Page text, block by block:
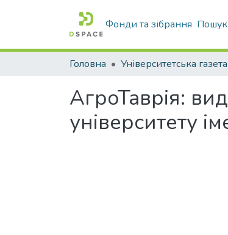
Фонди та зібрання Пошук
Головна Університетська газета
АгроТаврія:
університету